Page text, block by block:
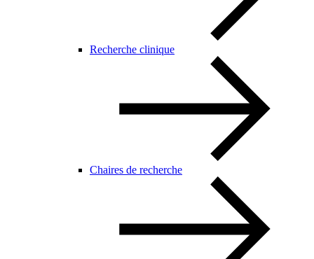
Recherche clinique
Chaires de recherche